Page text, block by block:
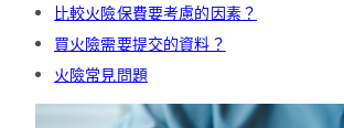
比較火險保費要考慮的因素？
買火險需要提交的資料？
火險常見問題